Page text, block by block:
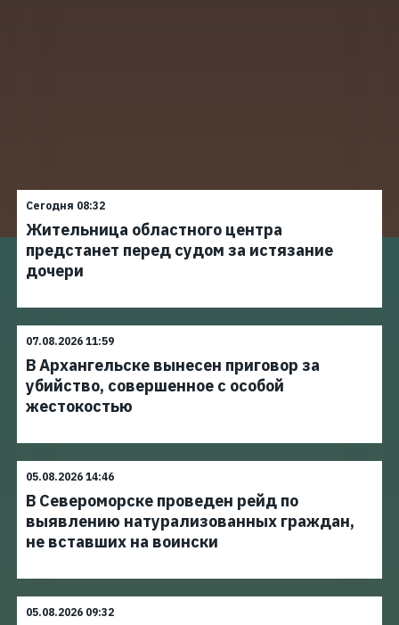
Сегодня 08:32
Жительница областного центра
предстанет перед судом за истязание
дочери
07.08.2026 11:59
В Архангельске вынесен приговор за
убийство, совершенное с особой
жестокостью
05.08.2026 14:46
В Североморске проведен рейд по
выявлению натурализованных граждан,
не вставших на воински
05.08.2026 09:32